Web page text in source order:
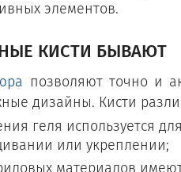
элементов.
КИСТИ БЫВАЮТ
позволяют точно и
дизайны. Кисти
геля используется
или укреплении;
материалов